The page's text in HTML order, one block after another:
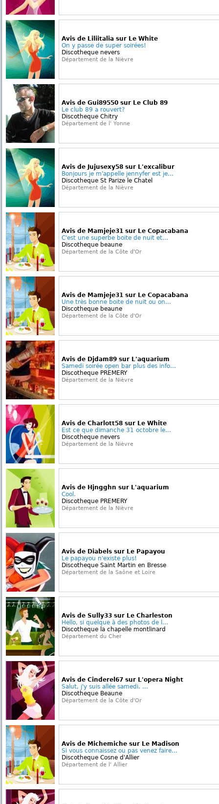
Avis de Liliitalia sur Le White
On y passe de super soirées!
Discotheque nevers
Département de la Nièvre
Avis de Gui89550 sur Le Club 89
Le club 89 a rouvert?
Discotheque Chitry
Département de l' Yonne
Avis de Jujusexy58 sur L'excalibur
Bonjours je m'appelle jennyfer est je...
Discotheque St Parize le Chatel
Département de la Nièvre
Avis de Mamjeje31 sur Le Copacabana
C'est une superbe boite de nuit et...
Discotheque beaune
Département de la Côte d'Or
Avis de Mamjeje31 sur Le Copacabana
Une très bonne boite de nuit ou on...
Discotheque beaune
Département de la Côte d'Or
Avis de Djdam89 sur L'aquarium
Samedi soirée open bar plus des info...
Discotheque PREMERY
Département de la Nièvre
Avis de Charlott58 sur Le White
Est ce que dimanche 31 octobre le...
Discotheque nevers
Département de la Nièvre
Avis de Hjngghn sur L'aquarium
Cool.
Discotheque PREMERY
Département de la Nièvre
Avis de Diabels sur Le Papayou
Le papayou n'existe plus!
Discotheque Saint Martin en Bresse
Département de la Saône et Loire
Avis de Sully33 sur Le Charleston
Hello, si quelque à des photos de l...
Discotheque la chapelle montlinard
Département du Cher
Avis de Cinderel67 sur L'opera Night
Salut, j'y suis allée samedi. ...
Discotheque Beaune
Département de la Côte d'Or
Avis de Michemiche sur Le Madison
Si vous connaissez ou pas venez faire...
Discotheque Cosne d'Allier
Département de l' Allier